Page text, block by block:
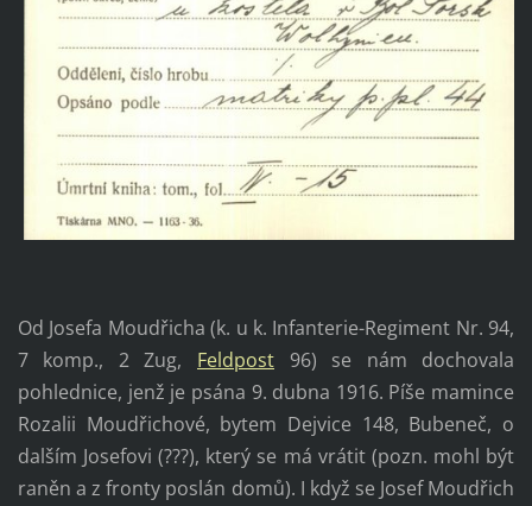
Od Josefa Moudřicha (k. u k. Infanterie-Regiment Nr. 94,
7 komp., 2 Zug, Feldpost 96) se nám dochovala
pohlednice, jenž je psána 9. dubna 1916. Píše mamince
Rozalii Moudřichové, bytem Dejvice 148, Bubeneč, o
dalším Josefovi (???), který se má vrátit (pozn. mohl být
raněn a z fronty poslán domů). I když se Josef Moudřich